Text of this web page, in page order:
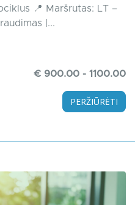
📍 Maršrutas: LT –
|...
€ 900.00 - 1100.00
PERŽIŪRĖTI